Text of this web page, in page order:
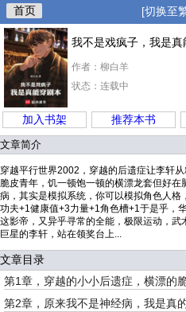
首页 [切换至
我不是戏疯子，我是真
作者：柳白羊
状态：连载中
加入书架 推荐本书
文章简介
穿越平行世界2002，穿越的后遗症让李轩
脆皮青年，饥一顿饱一顿的横漂龙套但好
病，其实是模拟系统，你可以模拟角色人
功夫+1健康值+3力量+1角色槽+1于是乎，
这影帝，又异乎寻常的全能，极限运动，
巨星的李轩，站在领奖台上...
文章目录
第1章，穿越的小小后遗症，横漂的
第2章，原来我不是神经病，我是真